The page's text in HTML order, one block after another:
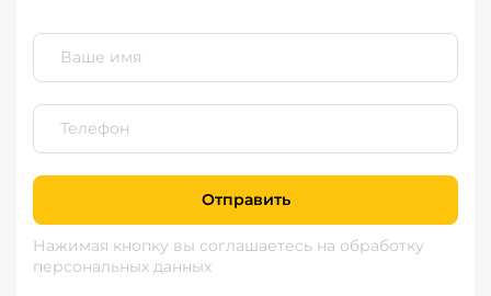
Отправить
Нажимая кнопку вы соглашаетесь на обработку
персональных данных